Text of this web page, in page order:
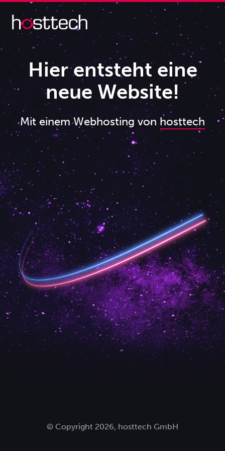
Hier entsteht eine
neue Website!
Mit einem Webhosting von hosttech
© Copyright 2026, hosttech GmbH